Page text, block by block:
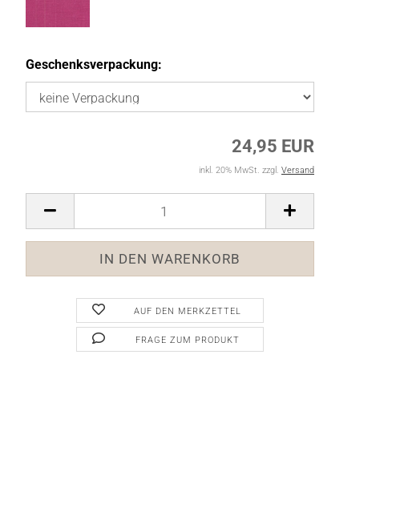
Geschenksverpackung:
24,95 EUR
inkl. 20% MwSt. zzgl. Versand
AUF DEN MERKZETTEL
FRAGE ZUM PRODUKT